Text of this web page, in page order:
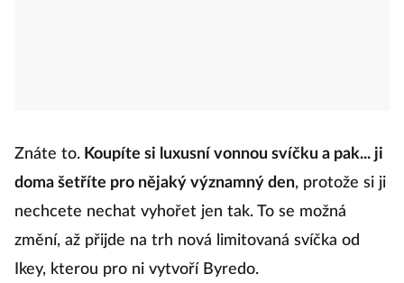
Znáte to. Koupíte si luxusní vonnou svíčku a pak... ji
doma šetříte pro nějaký významný den, protože si ji
nechcete nechat vyhořet jen tak. To se možná
změní, až přijde na trh nová limitovaná svíčka od
Ikey, kterou pro ni vytvoří Byredo.